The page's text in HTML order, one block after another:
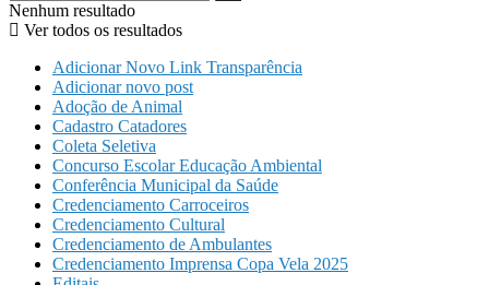
Nenhum resultado
Ver todos os resultados
Adicionar Novo Link Transparência
Adicionar novo post
Adoção de Animal
Cadastro Catadores
Coleta Seletiva
Concurso Escolar Educação Ambiental
Conferência Municipal da Saúde
Credenciamento Carroceiros
Credenciamento Cultural
Credenciamento de Ambulantes
Credenciamento Imprensa Copa Vela 2025